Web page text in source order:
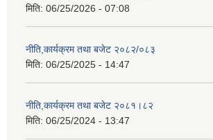
मिति: 06/25/2026 - 07:08
नीति,कार्यक्रम तथा बजेट २०८२/०८३
मिति: 06/25/2025 - 14:47
नीति,कार्यक्रम तथा बजेट २०८१।८२
मिति: 06/25/2024 - 13:47